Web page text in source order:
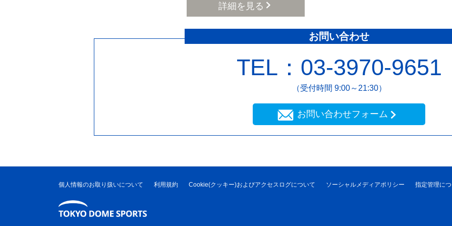
詳細を見る
お問い合わせ
TEL：03-3970-9651
（受付時間 9:00～21:30）
お問い合わせフォーム
個人情報のお取り扱いについて 利用規約 Cookie(クッキー)およびアクセスログについて ソーシャルメディアポリシー 指定管理に